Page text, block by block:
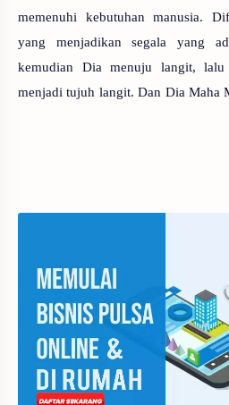
memenuhi kebutuhan manusia.
yang menjadikan segala yang
kemudian Dia menuju langit, lalu
menjadi tujuh langit. Dan Dia Maha